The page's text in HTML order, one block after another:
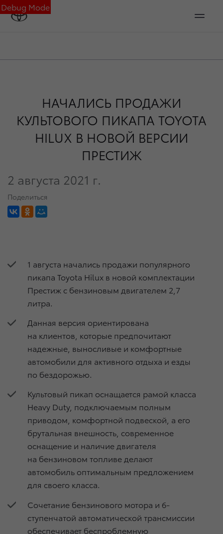
Debug Mode
НАЧАЛИСЬ ПРОДАЖИ
КУЛЬТОВОГО ПИКАПА TOYOTA
HILUX В НОВОЙ ВЕРСИИ
ПРЕСТИЖ
2 августа 2021 г.
Поделиться
1 августа начались продажи популярного
пикапа Toyota Hilux в новой комплектации
Престиж с бензиновым двигателем 2,7
литра.
Данная версия ориентирована
на клиентов, которые предпочитают
надежные, выносливые и комфортные
автомобили для активного отдыха и езды
по бездорожью.
Культовый пикап оснащается рамой класса
Heavy Duty, подключаемым полным
приводом, комфортной подвеской, а его
брутальная внешность, современное
оснащение и наличие двигателя
на бензиновом топливе делают
автомобиль оптимальным предложением
для своего класса.
Сочетание бензинового мотора и 6-
ступенчатой автоматической трансмиссии
обеспечивает беспроблемную